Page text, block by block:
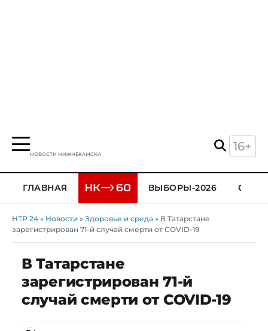
НОВОСТИ НИЖНЕКАМСКА
16+
ГЛАВНАЯ ВЫБОРЫ-2026
НТР 24 » Новости » Здоровье и среда » В Татарстане
зарегистрирован 71-й случай смерти от COVID-19
В Татарстане
зарегистрирован 71-й
случай смерти от COVID-19